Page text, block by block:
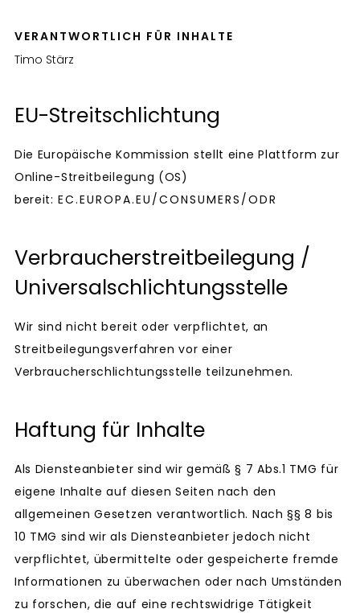
VERANTWORTLICH FÜR INHALTE
Timo Stärz
EU-Streitschlichtung
Die Europäische Kommission stellt eine Plattform zur
Online-Streitbeilegung (OS)
bereit: EC.EUROPA.EU/CONSUMERS/ODR
Verbraucherstreitbeilegung /
Universalschlichtungsstelle
Wir sind nicht bereit oder verpflichtet, an
Streitbeilegungsverfahren vor einer
Verbraucherschlichtungsstelle teilzunehmen.
Haftung für Inhalte
Als Diensteanbieter sind wir gemäß § 7 Abs.1 TMG für
eigene Inhalte auf diesen Seiten nach den
allgemeinen Gesetzen verantwortlich. Nach §§ 8 bis
10 TMG sind wir als Diensteanbieter jedoch nicht
verpflichtet, übermittelte oder gespeicherte fremde
Informationen zu überwachen oder nach Umständen
zu forschen, die auf eine rechtswidrige Tätigkeit